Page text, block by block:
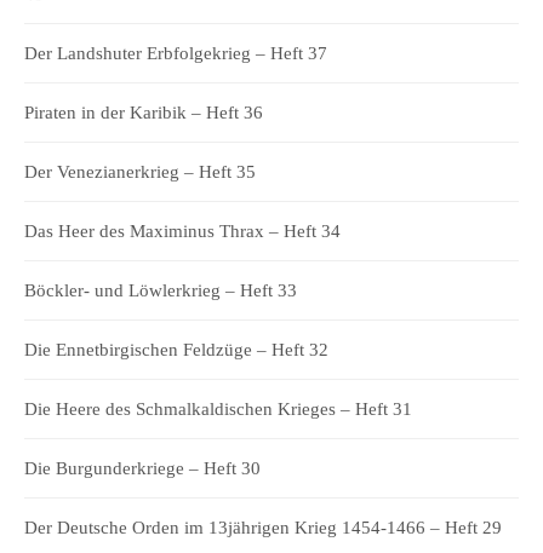
Der Landshuter Erbfolgekrieg – Heft 37
Piraten in der Karibik – Heft 36
Der Venezianerkrieg – Heft 35
Das Heer des Maximinus Thrax – Heft 34
Böckler- und Löwlerkrieg – Heft 33
Die Ennetbirgischen Feldzüge – Heft 32
Die Heere des Schmalkaldischen Krieges – Heft 31
Die Burgunderkriege – Heft 30
Der Deutsche Orden im 13jährigen Krieg 1454-1466 – Heft 29